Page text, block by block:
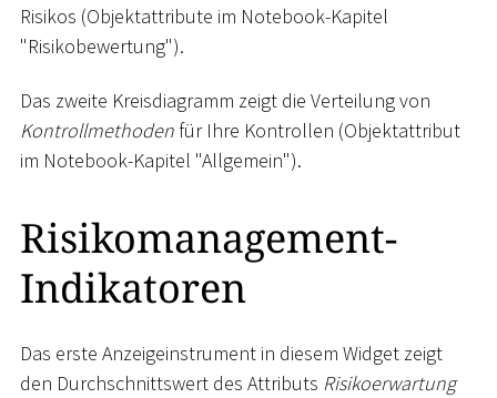
Risikos (Objektattribute im Notebook-Kapitel
"Risikobewertung").
Das zweite Kreisdiagramm zeigt die Verteilung von
Kontrollmethoden für Ihre Kontrollen (Objektattribut
im Notebook-Kapitel "Allgemein").
Risikomanagement-
Indikatoren
Das erste Anzeigeinstrument in diesem Widget zeigt
den Durchschnittswert des Attributs Risikoerwartung